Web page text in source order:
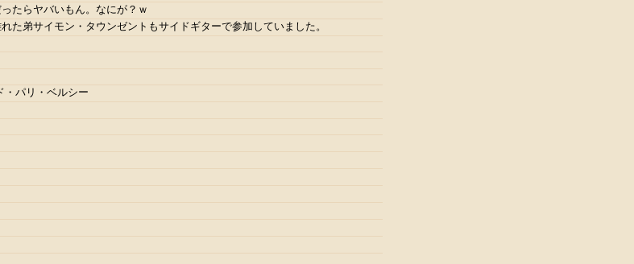
たらヤバいもん。なにが？ｗ
た弟サイモン・タウンゼントもサイドギターで参加していました。
パリ・ベルシー